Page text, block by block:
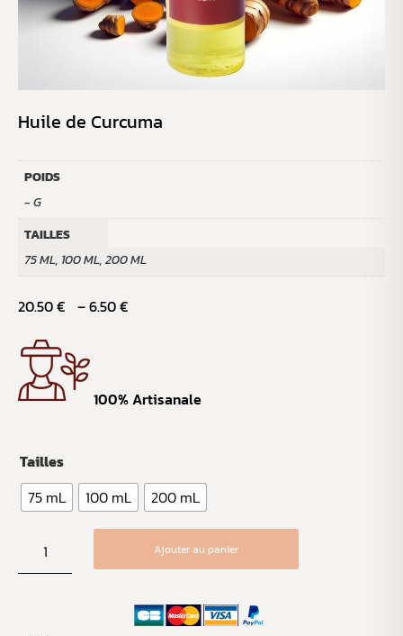
Huile de Curcuma
POIDS
- G
TAILLES
75 ML, 100 ML, 200 ML
6.50€
–
20.50€
100% Artisanale
Tailles
75 mL
100 mL 200 mL
Ajouter au panier